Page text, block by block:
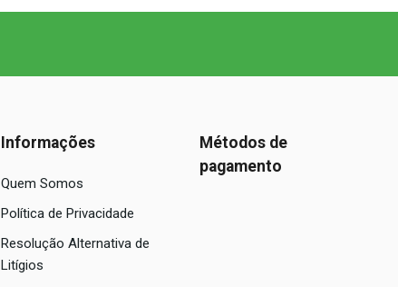
Informações
Quem Somos
Política de Privacidade
Resolução Alternativa de
Litígios
Métodos de
pagamento